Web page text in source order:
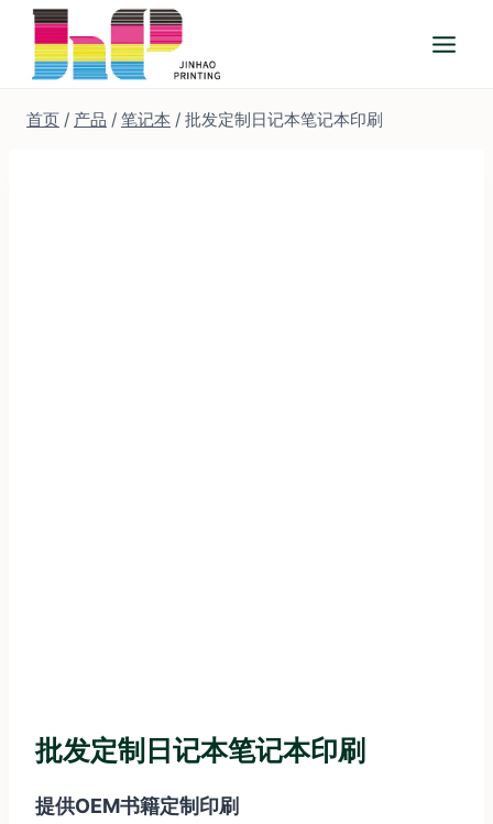
首页 / 产品 / 笔记本 / 批发定制日记本笔记本印刷
批发定制日记本笔记本印刷
提供OEM书籍定制印刷